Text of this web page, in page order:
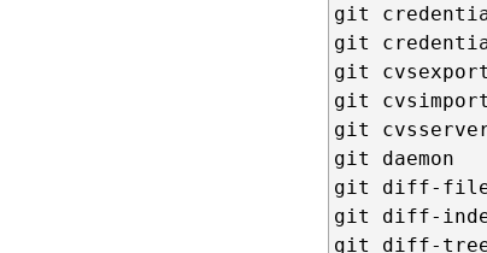
git
git
git
git cvsimport
git
git daemon
git diff-
git diff-
git diff-